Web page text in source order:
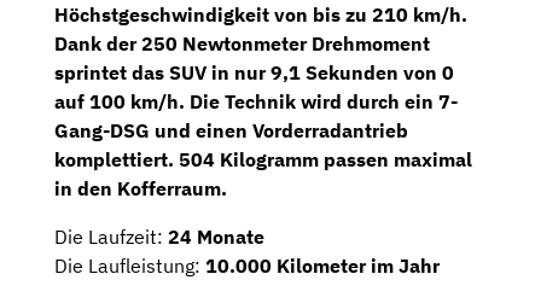
Höchstgeschwindigkeit von bis zu 210 km/h.
Dank der 250 Newtonmeter Drehmoment
sprintet das SUV in nur 9,1 Sekunden von 0
auf 100 km/h. Die Technik wird durch ein 7-
Gang-DSG und einen Vorderradantrieb
komplettiert. 504 Kilogramm passen maximal
in den Kofferraum.
Die Laufzeit: 24 Monate
Die Laufleistung: 10.000 Kilometer im Jahr